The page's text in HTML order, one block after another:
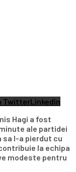
TwitterLinkedin
Hagi a fost
ale partidei
sa l-a pierdut cu
la echipa
modeste pentru